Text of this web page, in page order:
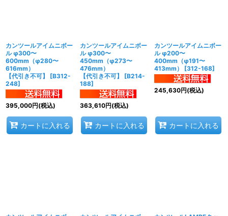
カンツールアイムニボー
ル φ300〜
600mm（φ280〜
616mm）
【代引き不可】
[B312-
248]
395,000円(税込)
カートに入れる
カンツールアイムニボー
ル φ300〜
450mm（φ273〜
476mm）
【代引き不可】
[B214-
188]
363,610円(税込)
カートに入れる
カンツールアイムニボー
ル φ200〜
400mm（φ191〜
413mm）
[312-168]
245,630円(税込)
カートに入れる